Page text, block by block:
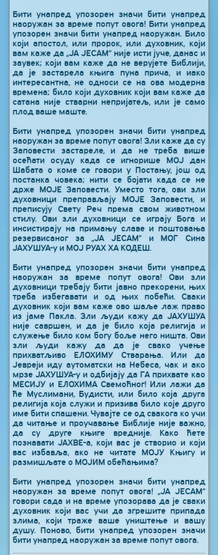
Бити унапред упозорен значи бити унапред
наоружан за време попут овога! Бити унапред
упозорен значи бити унапред наоружан. Било
који апостол, или пророк, или духовник, који
вам каже да „ЈА ЈЕСАМ“ није исти јуче, данас и
заувек; који вам каже да не верујете Библији,
да је застарела књига пуна прича, и иако
интересантна, не односи се на ова модерна
времена; било који духовник који вам каже да
сатана није стварни непријатељ, или је само
плод ваше маште.
Бити унапред упозорен значи бити унапред
наоружан за време попут овога! Зли каже да су
Заповести застареле, и да не треба више
осећати осуду када се игнорише МОЈ дан
Шабата о коме се говори у Постању, још од
постанка човека; нити се бојати када се не
држе МОЈЕ Заповести. Уместо тога, ови зли
духовници преправљају МОЈЕ Заповести, и
преписују Свету Реч према свом животном
стилу. Ови зли духовници се играју Бога и
инсистирају на примању славе и поштовања
резервисаног за „ЈА ЈЕСАМ“ и МОГ Сина
ЈАХУШУА-у и МОЈ РУАХ ХА КОДЕШ.
Бити унапред упозорен значи бити унапред
наоружан за време попут овога! Ови зли
духовници требају бити јавно прекорени, њих
треба избегавати и од њих побећи. Сваки
духовник који вам каже ово шаље лаж право
из јаме Пакла. Зли људи кажу да ЈАХУШУА
није савршен, и да је било која религија и
служење било ком богу боље него ништа. Ови
зли људи кажу да да је свако учење
прихватљиво ЕЛОХИМУ Стварања. Или да
Јевреји иду аутоматски на Небеса, чак и ако
мрзе ЈАХУШУА-у и одбијају да ГА прихвате као
МЕСИЈУ и ЕЛОХИМА Свемоћног! Или лажи да
ће Муслимани, Будисти, или било која друга
религија која служи и призива било које друго
име бити спашени. Чувајте се од свакога ко учи
да читање и проучавање Библије није важно,
да су друге књиге вредније. Како ћете
познавати ЈАХВЕ-а, који вас је створио и који
вас избавља, ако не читате МОЈУ Књигу и
размишљате о МОЈИМ обећањима?
Бити унапред упозорен значи бити унапред
наоружан за време попут овога! „ЈА ЈЕСАМ“
говори сада и на време упозорава да је сваки
духовник који вас учи да згрешите припада
злима, који траже ваше уништење и вашу
душу. Поново, бити унапред упозорен значи
бити унапред наоружан за време попут овога.